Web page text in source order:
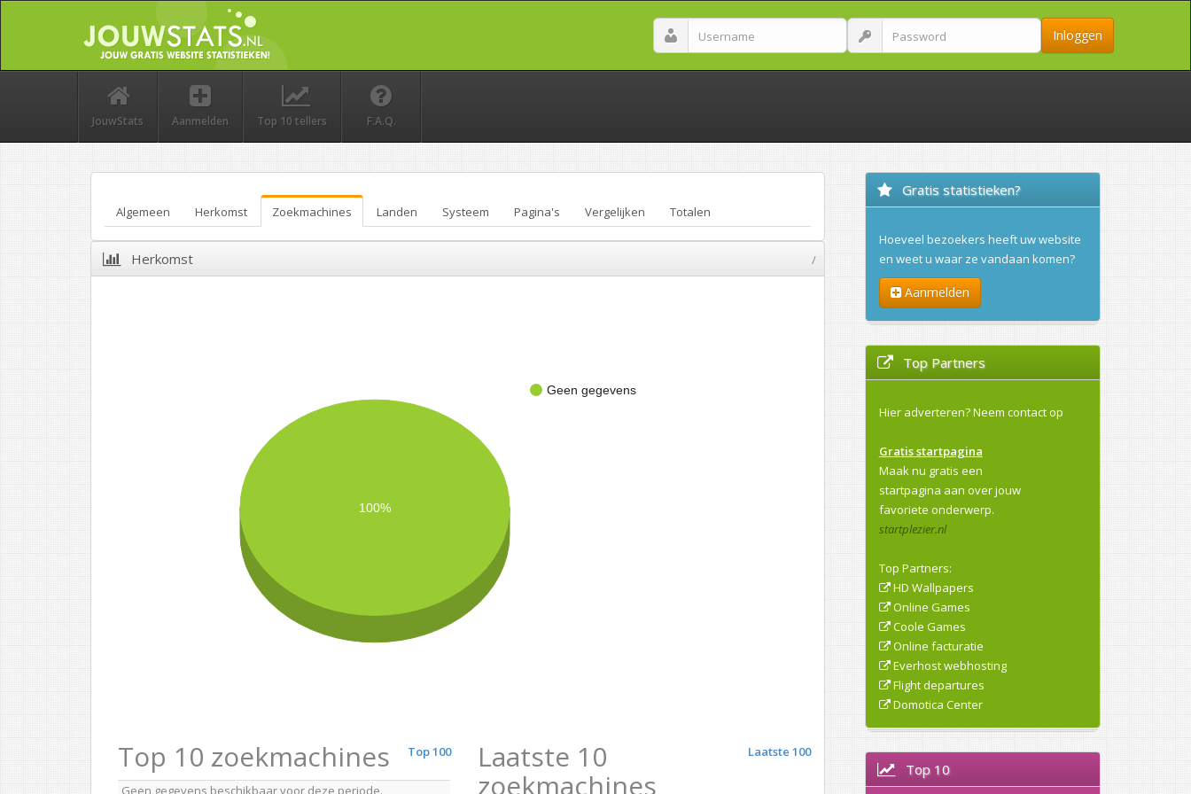
Inloggen
JouwStats Aanmelden Top 10 tellers F.A.Q.
Algemeen Herkomst Zoekmachines Landen Systeem Pagina's Vergelijken Totalen
Herkomst /
Geen gegevens
100%
Top 100
Top 10 zoekmachines
Geen gegevens beschikbaar voor deze periode.
Laatste 100
Laatste 10
zoekmachines
Gratis statistieken?
Hoeveel bezoekers heeft uw website
en weet u waar ze vandaan komen?
Aanmelden
Top Partners
Hier adverteren?Neem contact op
Gratis startpagina
Maak nu gratis een
startpagina aan over jouw
favoriete onderwerp.
startplezier.nl
Top Partners:
HD Wallpapers
Online Games
Coole Games
Online facturatie
Everhost webhosting
Flight departures
Domotica Center
Top 10